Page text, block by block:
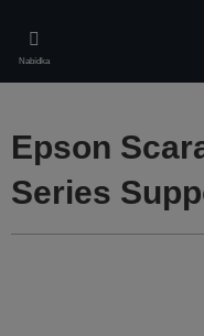
main
content
Nabídka
Epson
Series